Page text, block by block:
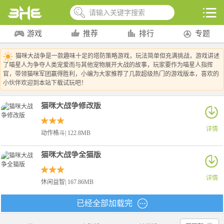
游戏 推荐 排行 专题
猫咪大战争是一款趣味十足的塔防策略游戏，玩法简单但充满挑战，游戏讲述
了喵星人为争夺人类宠爱而与其他宠物展开大战的故事，玩家要作为喵星人指挥
官，带领猫咪军团赢得胜利，小编为大家推荐了几款超级热门的游戏版本，喜欢的
小伙伴欢迎到本站下载试玩吧！
详情
猫咪大战争修改版
动作格斗| 122.8MB
详情
猫咪大战争全猫版
休闲益智| 167.86MB
已经全部加载完